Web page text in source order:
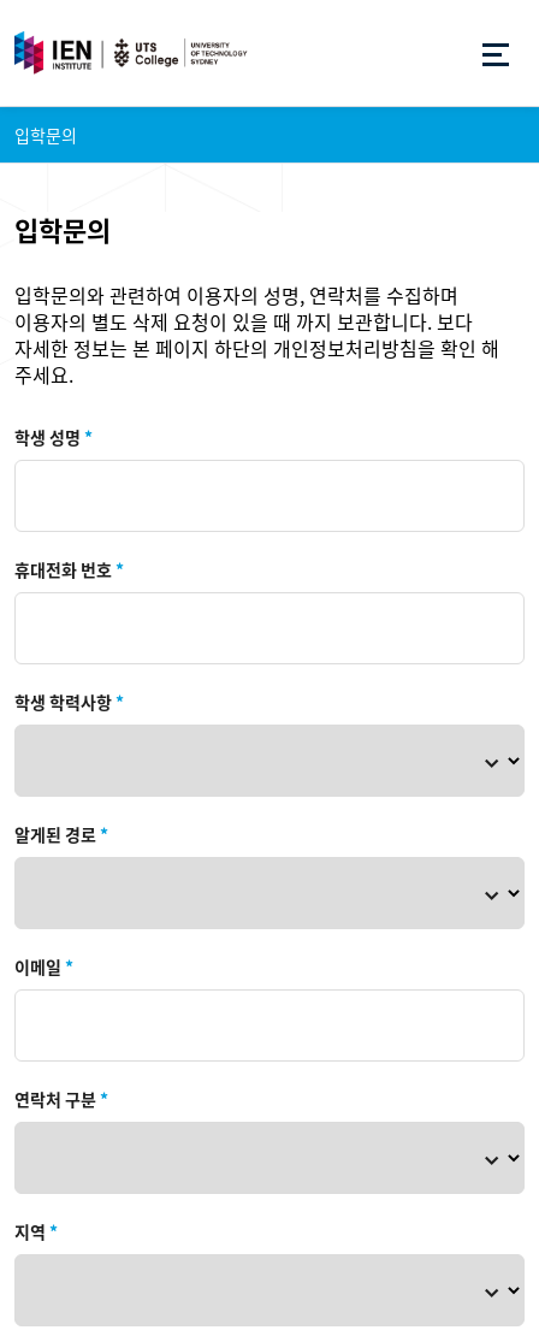
입학문의
입학문의
입학문의와 관련하여 이용자의 성명, 연락처를 수집하며
이용자의 별도 삭제 요청이 있을 때 까지 보관합니다. 보다
자세한 정보는 본 페이지 하단의 개인정보처리방침을 확인 해
주세요.
학생 성명 *
휴대전화 번호*
학생 학력사항*
알게된 경로*
이메일 *
연락처 구분*
지역 *